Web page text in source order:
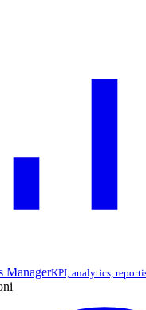
ManagerKPI, analytics,